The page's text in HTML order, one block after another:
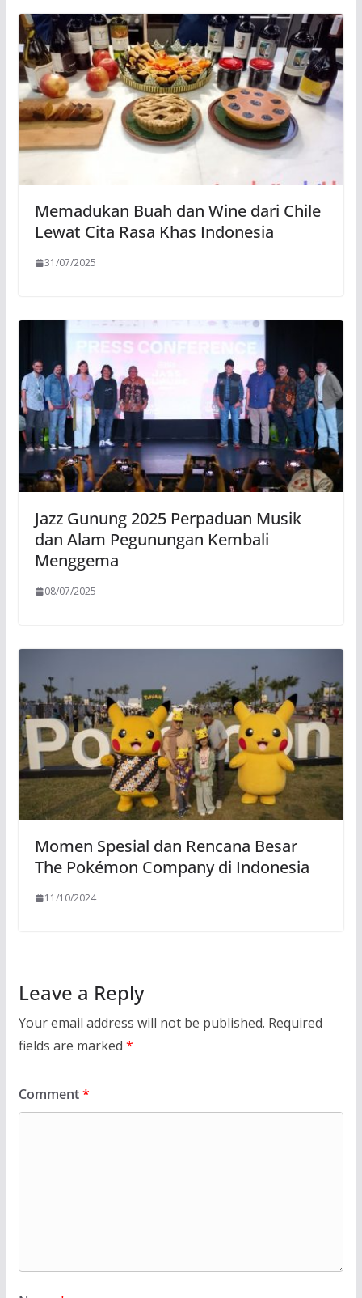
Memadukan Buah dan Wine dari Chile
Lewat Cita Rasa Khas Indonesia
31/07/2025
Jazz Gunung 2025 Perpaduan Musik
dan Alam Pegunungan Kembali
Menggema
08/07/2025
Momen Spesial dan Rencana Besar
The Pokémon Company di Indonesia
11/10/2024
Leave a Reply
Your email address will not be published. Required
fields are marked *
Comment*